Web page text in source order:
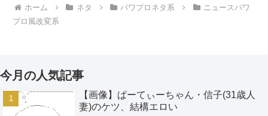
ホーム ネタ パワプロネタ系
ニュースパワ
プロ風改変系
今月の人気記事
【画像】ぱーてぃーちゃん・信子(31歳人
妻)のケツ、結構エロい